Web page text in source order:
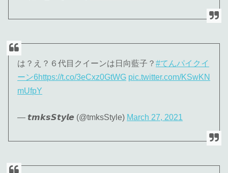
は？え？６代目クイーンは日向藍子？#てんパイクイ
ーン6https://t.co/3eCxz0GtWG pic.twitter.com/KSwKN
mUfpY
— 𝙩𝙢𝙠𝙨𝙎𝙩𝙮𝙡𝙚 (@tmksStyle) March 27, 2021